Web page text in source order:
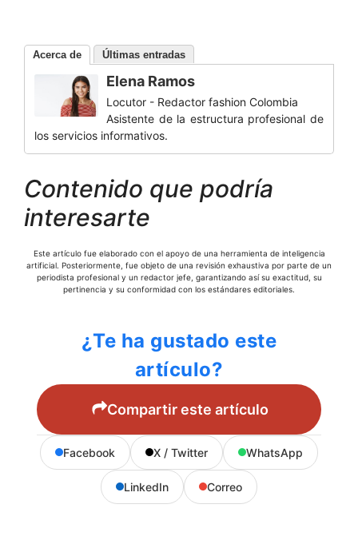
Acerca de Últimas entradas
Elena Ramos
Locutor - Redactor fashion Colombia
Asistente de la estructura profesional de
los servicios informativos.
Contenido que podría
interesarte
Este artículo fue elaborado con el apoyo de una herramienta de inteligencia
artificial. Posteriormente, fue objeto de una revisión exhaustiva por parte de un
periodista profesional y un redactor jefe, garantizando así su exactitud, su
pertinencia y su conformidad con los estándares editoriales.
¿Te ha gustado este
artículo?
Compartir este artículo
Facebook X / Twitter WhatsApp
LinkedIn Correo